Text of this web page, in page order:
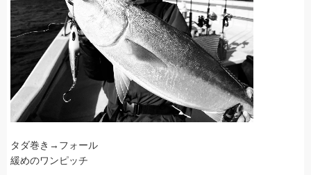
タダ巻き→フォール
緩めのワンピッチ